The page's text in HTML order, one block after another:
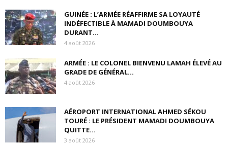
GUINÉE : L’ARMÉE RÉAFFIRME SA LOYAUTÉ
INDÉFECTIBLE À MAMADI DOUMBOUYA
DURANT...
4 août 2026
ARMÉE : LE COLONEL BIENVENU LAMAH ÉLEVÉ AU
GRADE DE GÉNÉRAL...
4 août 2026
AÉROPORT INTERNATIONAL AHMED SÉKOU
TOURÉ : LE PRÉSIDENT MAMADI DOUMBOUYA
QUITTE...
3 août 2026